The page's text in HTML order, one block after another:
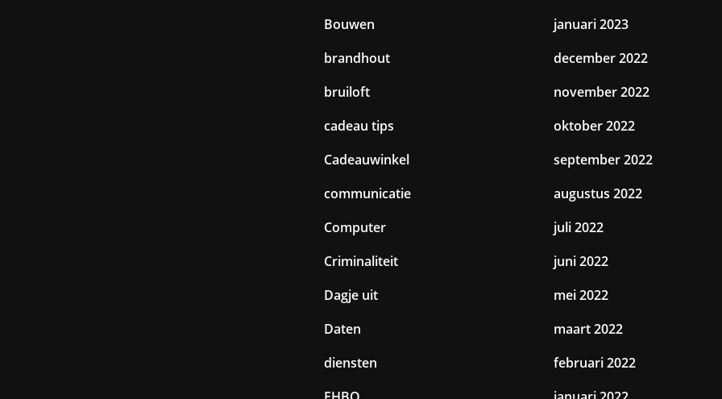
Bouwen
brandhout
bruiloft
cadeau tips
Cadeauwinkel
communicatie
Computer
Criminaliteit
Dagje uit
Daten
diensten
januari 2023
december 2022
november 2022
oktober 2022
september 2022
augustus 2022
juli 2022
juni 2022
mei 2022
maart 2022
februari 2022